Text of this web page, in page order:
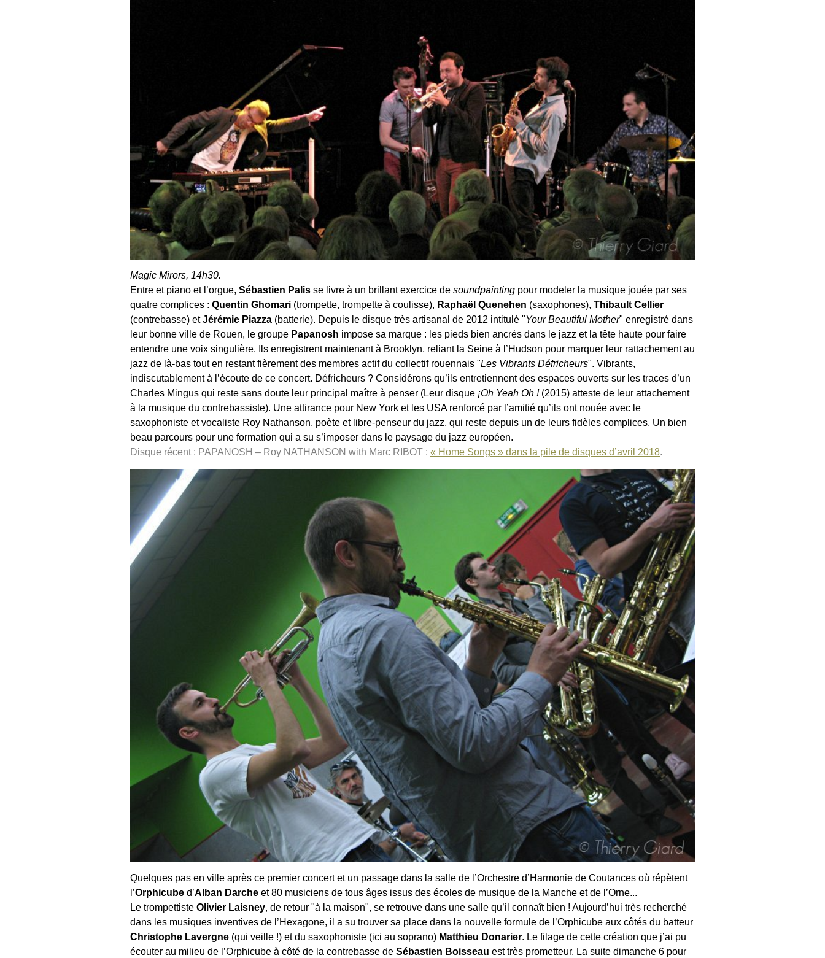
Magic Mirors, 14h30.
Entre et piano et l’orgue, Sébastien Palis se livre à un brillant exercice de soundpainting pour modeler la musique jouée par ses
quatre complices : Quentin Ghomari (trompette, trompette à coulisse), Raphaël Quenehen (saxophones), Thibault Cellier
(contrebasse) etJérémie Piazza (batterie). Depuis le disque très artisanal de 2012 intitulé "Your Beautiful Mother" enregistré dans
leur bonne ville de Rouen, le groupe Papanosh impose sa marque : les pieds bien ancrés dans le jazz et la tête haute pour faire
entendre une voix singulière. Ils enregistrent maintenant à Brooklyn, reliant la Seine à l’Hudson pour marquer leur rattachement au
jazz de là-bas tout en restant fièrement des membres actif du collectif rouennais "Les Vibrants Défricheurs". Vibrants,
indiscutablement à l’écoute de ce concert. Défricheurs ? Considérons qu’ils entretiennent des espaces ouverts sur les traces d’un
Charles Mingus qui reste sans doute leur principal maître à penser (Leur disque ¡Oh Yeah Oh ! (2015) atteste de leur attachement
à la musique du contrebassiste). Une attirance pour New York et les USA renforcé par l’amitié qu’ils ont nouée avec le
saxophoniste et vocaliste Roy Nathanson, poète et libre-penseur du jazz, qui reste depuis un de leurs fidèles complices. Un bien
beau parcours pour une formation qui a su s’imposer dans le paysage du jazz européen.
Disque récent : PAPANOSH – Roy NATHANSON with Marc RIBOT : « Home Songs » dans la pile de disques d’avril 2018.
Quelques pas en ville après ce premier concert et un passage dans la salle de l’Orchestre d’Harmonie de Coutances où répètent
l’Orphicube d’Alban Darche et 80 musiciens de tous âges issus des écoles de musique de la Manche et de l’Orne...
Le trompettiste Olivier Laisney, de retour "à la maison", se retrouve dans une salle qu’il connaît bien ! Aujourd’hui très recherché
dans les musiques inventives de l’Hexagone, il a su trouver sa place dans la nouvelle formule de l’Orphicube aux côtés du batteur
Christophe Lavergne (qui veille !) et du saxophoniste (ici au soprano) Matthieu Donarier. Le filage de cette création que j’ai pu
écouter au milieu de l’Orphicube à côté de la contrebasse de Sébastien Boisseau est très prometteur. La suite dimanche 6 pour